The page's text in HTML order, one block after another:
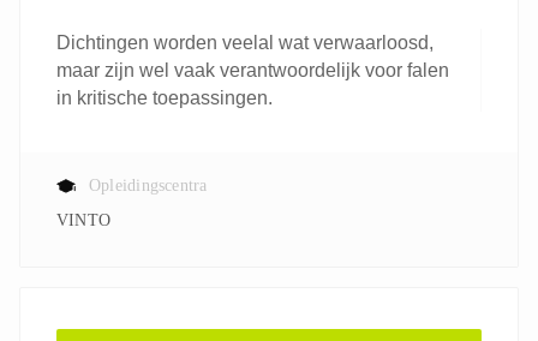
Dichtingen worden veelal wat verwaarloosd,
maar zijn wel vaak verantwoordelijk voor falen
in kritische toepassingen.
Opleidingscentra
VINTO